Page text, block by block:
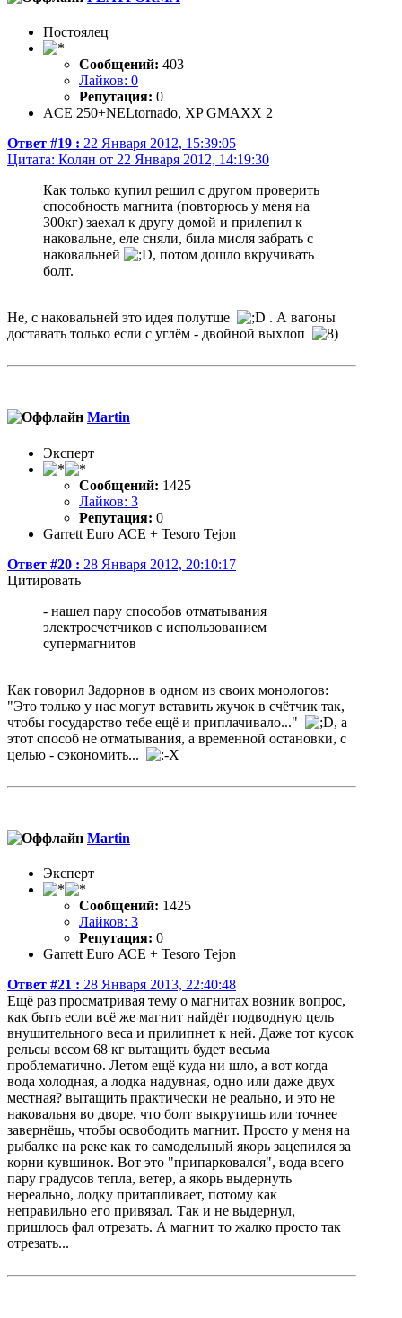
Постоялец
Сообщений: 403
Лайков: 0
Репутация: 0
ACE 250+NELtornado, XP GMAXX 2
Ответ #19 : 22 Января 2012, 15:39:05
Цитата: Колян от 22 Января 2012, 14:19:30
Как только купил решил с другом проверить
способность магнита (повторюсь у меня на
300кг) заехал к другу домой и прилепил к
наковальне, еле сняли, била мисля забрать с
наковальней
, потом дошло вкручивать
болт.
Не, с наковальней это идея полутше
. А вагоны
доставать только если с углём - двойной выхлоп
Martin
Эксперт
Сообщений: 1425
Лайков: 3
Репутация: 0
Garrett Еuro АСЕ + Tesoro Tejon
Ответ #20 : 28 Января 2012, 20:10:17
Цитировать
- нашел пару способов отматывания
электросчетчиков с использованием
супермагнитов
Как говорил Задорнов в одном из своих монологов:
"Это только у нас могут вставить жучок в счётчик так,
чтобы государство тебе ещё и приплачивало..."
, а
этот способ не отматывания, а временной остановки, с
целью - сэкономить...
Martin
Эксперт
Сообщений: 1425
Лайков: 3
Репутация: 0
Garrett Еuro АСЕ + Tesoro Tejon
Ответ #21 : 28 Января 2013, 22:40:48
Ещё раз просматривая тему о магнитах возник вопрос,
как быть если всё же магнит найдёт подводную цель
внушительного веса и прилипнет к ней. Даже тот кусок
рельсы весом 68 кг вытащить будет весьма
проблематично. Летом ещё куда ни шло, а вот когда
вода холодная, а лодка надувная, одно или даже двух
местная? вытащить практически не реально, и это не
наковальня во дворе, что болт выкрутишь или точнее
завернёшь, чтобы освободить магнит. Просто у меня на
рыбалке на реке как то самодельный якорь зацепился за
корни кувшинок. Вот это "припарковался", вода всего
пару градусов тепла, ветер, а якорь выдернуть
нереально, лодку притапливает, потому как
неправильно его привязал. Так и не выдернул,
пришлось фал отрезать. А магнит то жалко просто так
отрезать...